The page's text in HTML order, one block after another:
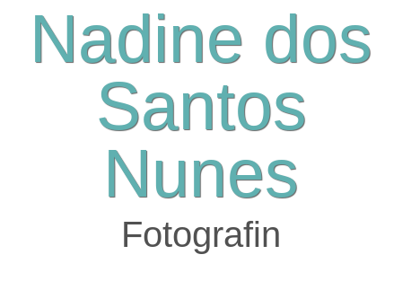
Nadine dos
Santos
Nunes
Fotografin